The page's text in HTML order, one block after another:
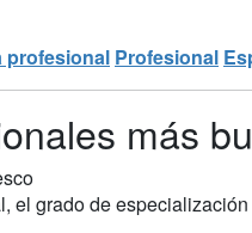
profesional Profesional
más
el grado de